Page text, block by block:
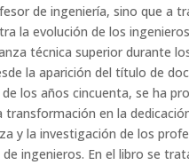
de ingeniería, sino que a
la evolución de los
técnica superior durante
la aparición del título de
los años cincuenta, se ha
transformación en la
y la investigación de los
de ingenieros. En el libro se